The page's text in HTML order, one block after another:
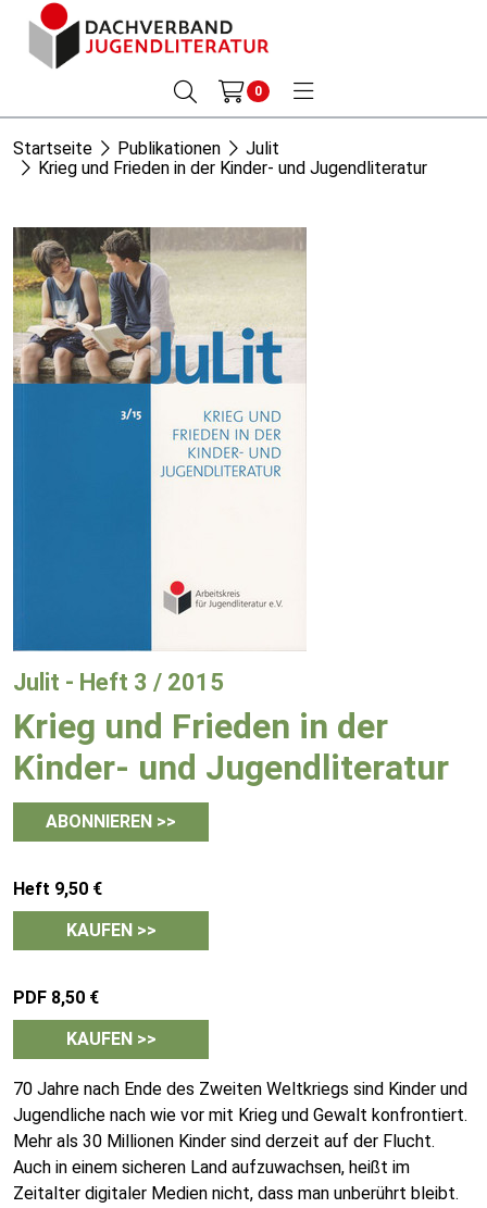
0
Startseite Publikationen
Julit
Krieg und Frieden in der Kinder- und Jugendliteratur
Julit - Heft 3 / 2015
Krieg und Frieden in der
Kinder- und Jugendliteratur
ABONNIEREN >>
Heft 9,50 €
KAUFEN >>
PDF 8,50 €
KAUFEN >>
70 Jahre nach Ende des Zweiten Weltkriegs sind Kinder und
Jugendliche nach wie vor mit Krieg und Gewalt konfrontiert.
Mehr als 30 Millionen Kinder sind derzeit auf der Flucht.
Auch in einem sicheren Land aufzuwachsen, heißt im
Zeitalter digitaler Medien nicht, dass man unberührt bleibt.